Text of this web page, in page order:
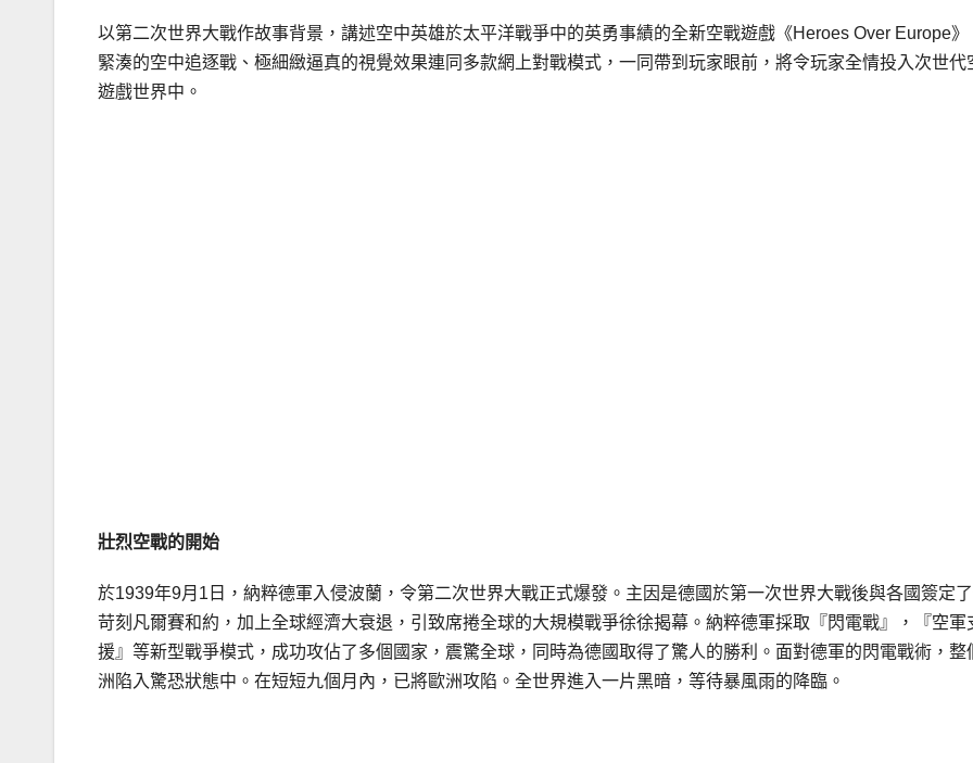
以第二次世界大戰作故事背景，講述空中英雄於太平洋戰爭中的英勇事績的全新空戰遊戲《Heroes Over Europe》
緊湊的空中追逐戰、極細緻逼真的視覺效果連同多款網上對戰模式，一同帶到玩家眼前，將令玩家全情投入次世代
遊戲世界中。
壯烈空戰的開始
於1939年9月1日，納粹德軍入侵波蘭，令第二次世界大戰正式爆發。主因是德國於第一次世界大戰後與各國簽定
苛刻凡爾賽和約，加上全球經濟大衰退，引致席捲全球的大規模戰爭徐徐揭幕。納粹德軍採取『閃電戰』，『空軍
援』等新型戰爭模式，成功攻佔了多個國家，震驚全球，同時為德國取得了驚人的勝利。面對德軍的閃電戰術，整
洲陷入驚恐狀態中。在短短九個月內，已將歐洲攻陷。全世界進入一片黑暗，等待暴風雨的降臨。